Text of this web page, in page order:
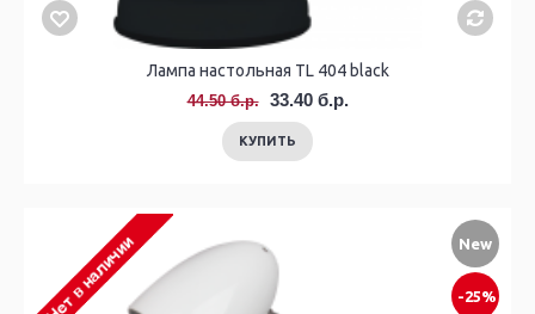
Лампа настольная TL 404 black
44.50 б.р. 33.40 б.р.
КУПИТЬ
New
-25%